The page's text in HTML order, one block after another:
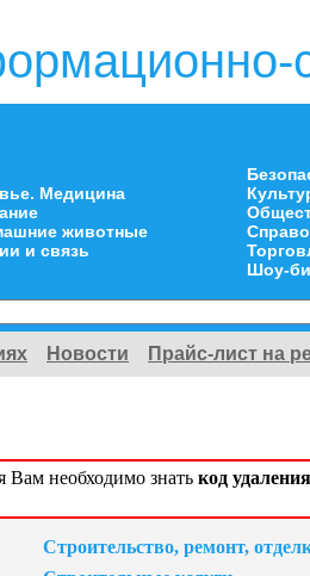
Медицина
животные
и связь
Шоу-
Новости Прайс-лист на
Вам необходимо знать код удаления
Строительство, ремонт,